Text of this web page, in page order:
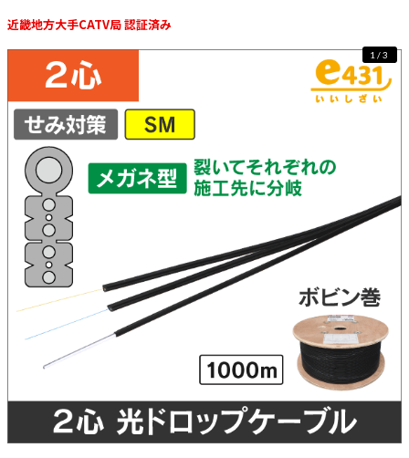
防犯工事関連
HDMIケーブル・周辺機器／RCAケーブル
電話線／コネクタ／アダプタ
光ファイバー・融着接続機関連
LANケーブル・コネクタ・関連資材/機器
ネットワーク機器
エアコン・換気扇・空調資材
太陽光発電ケーブル・コネクタ・関連資
材/機器
電源ケーブル／コネクタ／分電盤／ブレ
ーカ
照明・照明器具
電源タップ・延長コード
PF管/FEP管/CD管/情報線保護管
LAN配線工事
電気配管工事
照明設置工事
近畿地方大手CATV局 認証済み
1/3